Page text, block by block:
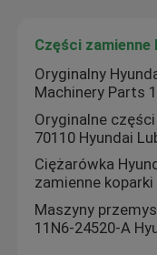
Części zamienne
Oryginalny
Machinery Parts
Oryginalne
70110 Hyundai
Ciężarówka
zamienne koparki
Maszyny
11N6-24520-A